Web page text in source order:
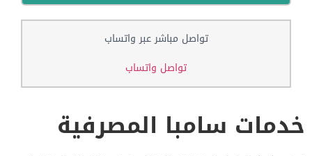
تواصل مباشر عبر واتساب
تواصل واتساب
خدمات سامبا المصرفية